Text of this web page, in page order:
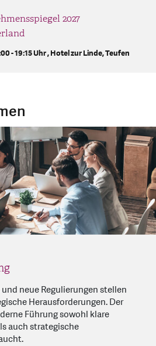
2027
- 19:15 Uhr ,Hotel zur Linde, Teufen
neue Regulierungen stellen
Herausforderungen. Der
Führung sowohl klare
auch strategische